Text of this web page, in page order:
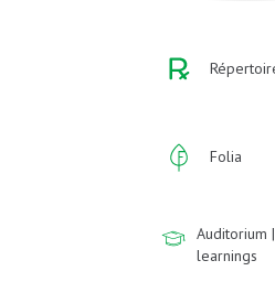
Folia
Auditorium
learnings